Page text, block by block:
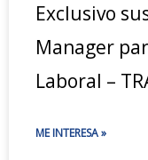
Exclusivo
Manager
Laboral –
ME INTERESA »